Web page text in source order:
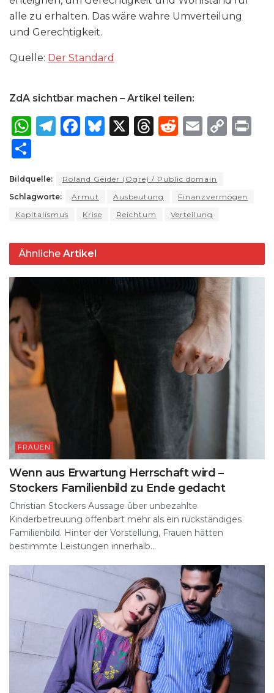
alle zu erhalten. Das wäre wahre Umverteilung
und Gerechtigkeit.
Quelle: Der Standard
ZdA sichtbar machen – Artikel teilen:
W
ts
A
p
p
T
g
ra
m
F
e
b
o
o
k
B
s
k
X
T
a
d
s
R
di
t
E
l
C
Li
k
ar
e
Bildquelle:
Roland Geider (Ogre) / Public domain
Schlagworte:
Armut Ausbeutung
Finanzvermögen
Kapitalismus
Krise Reichtum Verteilung
Ähnliche Artikel
FRAUEN
Wenn aus Erwartung Herrschaft wird –
Stockers Familienbild zu Ende gedacht
Christian Stockers Aussage über unbezahlte
Kinderbetreuung offenbart mehr als ein rückständiges
Familienbild. Hinter der Vorstellung, Frauen hätten
bestimmte Leistungen innerhalb...